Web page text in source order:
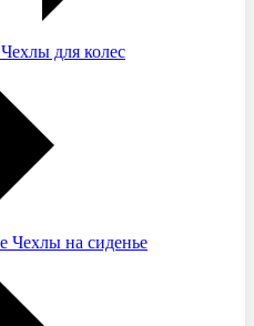
Чехлы для колес
Чехлы на сиденье